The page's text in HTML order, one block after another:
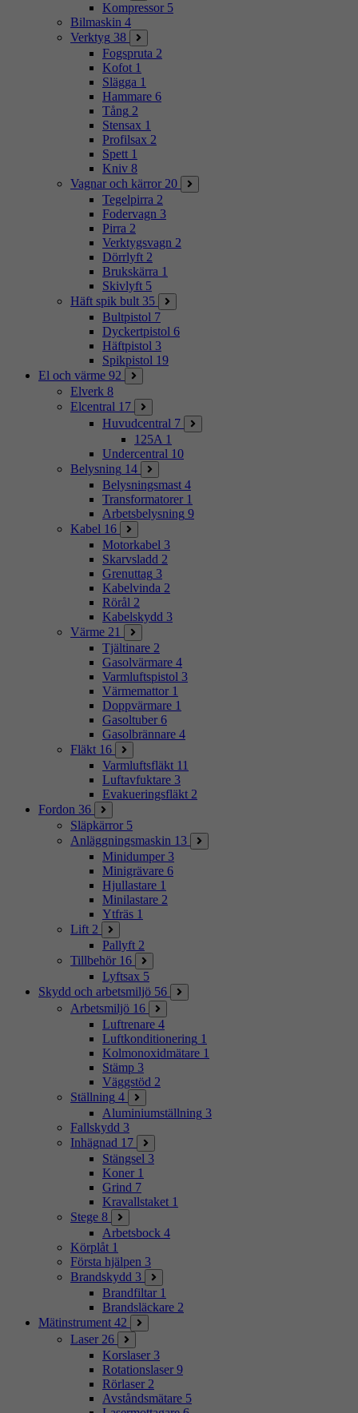
Kompressor 5
Bilmaskin 4
Verktyg 38
Fogspruta 2
Kofot 1
Slägga 1
Hammare 6
Tång 2
Stensax 1
Profilsax 2
Spett 1
Kniv 8
Vagnar och kärror 20
Tegelpirra 2
Fodervagn 3
Pirra 2
Verktygsvagn 2
Dörrlyft 2
Brukskärra 1
Skivlyft 5
Häft spik bult 35
Bultpistol 7
Dyckertpistol 6
Häftpistol 3
Spikpistol 19
El och värme 92
Elverk 8
Elcentral 17
Huvudcentral 7
125A 1
Undercentral 10
Belysning 14
Belysningsmast 4
Transformatorer 1
Arbetsbelysning 9
Kabel 16
Motorkabel 3
Skarvsladd 2
Grenuttag 3
Kabelvinda 2
Rörål 2
Kabelskydd 3
Värme 21
Tjältinare 2
Gasolvärmare 4
Varmluftspistol 3
Värmemattor 1
Doppvärmare 1
Gasoltuber 6
Gasolbrännare 4
Fläkt 16
Varmluftsfläkt 11
Luftavfuktare 3
Evakueringsfläkt 2
Fordon 36
Släpkärror 5
Anläggningsmaskin 13
Minidumper 3
Minigrävare 6
Hjullastare 1
Minilastare 2
Ytfräs 1
Lift 2
Pallyft 2
Tillbehör 16
Lyftsax 5
Skydd och arbetsmiljö 56
Arbetsmiljö 16
Luftrenare 4
Luftkonditionering 1
Kolmonoxidmätare 1
Stämp 3
Väggstöd 2
Ställning 4
Aluminiumställning 3
Fallskydd 3
Inhägnad 17
Stängsel 3
Koner 1
Grind 7
Kravallstaket 1
Stege 8
Arbetsbock 4
Körplåt 1
Första hjälpen 3
Brandskydd 3
Brandfiltar 1
Brandsläckare 2
Mätinstrument 42
Laser 26
Korslaser 3
Rotationslaser 9
Rörlaser 2
Avståndsmätare 5